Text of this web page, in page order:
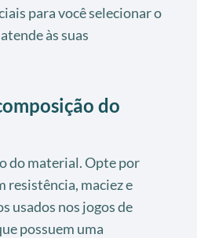
para você selecionar o
às suas
do
do material. Opte por
resistência, maciez e
usados nos jogos de
possuem uma